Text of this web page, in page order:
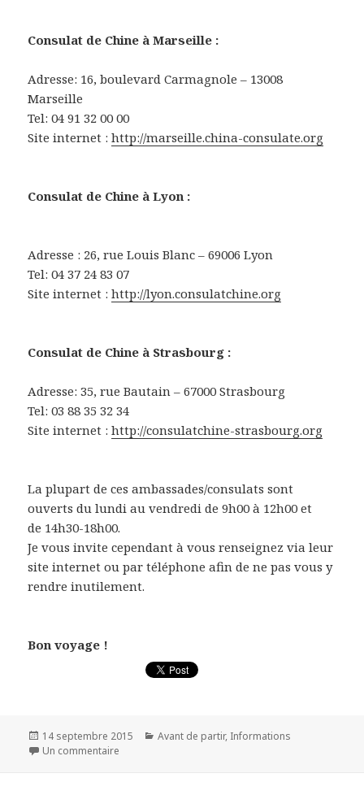
Consulat de Chine à Marseille :
Adresse: 16, boulevard Carmagnole – 13008
Marseille
Tel: 04 91 32 00 00
Site internet :http://marseille.china-consulate.org
Consulat de Chine à Lyon :
Adresse : 26, rue Louis Blanc – 69006 Lyon
Tel: 04 37 24 83 07
Site internet :http://lyon.consulatchine.org
Consulat de Chine à Strasbourg :
Adresse: 35, rue Bautain – 67000 Strasbourg
Tel: 03 88 35 32 34
Site internet :http://consulatchine-strasbourg.org
La plupart de ces ambassades/consulats sont
ouverts du lundi au vendredi de 9h00 à 12h00 et
de 14h30-18h00.
Je vous invite cependant à vous renseignez via leur
site internet ou par téléphone afin de ne pas vous y
rendre inutilement.
Bon voyage !
Publié
le
14 septembre 2015 Catégories
Avant de partir, Informations
Un commentaire